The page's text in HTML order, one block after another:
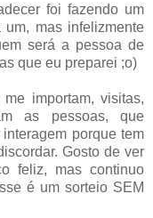
foi fazendo um
mas infelizmente
será a pessoa de
que eu preparei ;o)
importam, visitas,
as pessoas, que
porque tem
Gosto de ver
feliz, mas continuo
é um sorteio SEM